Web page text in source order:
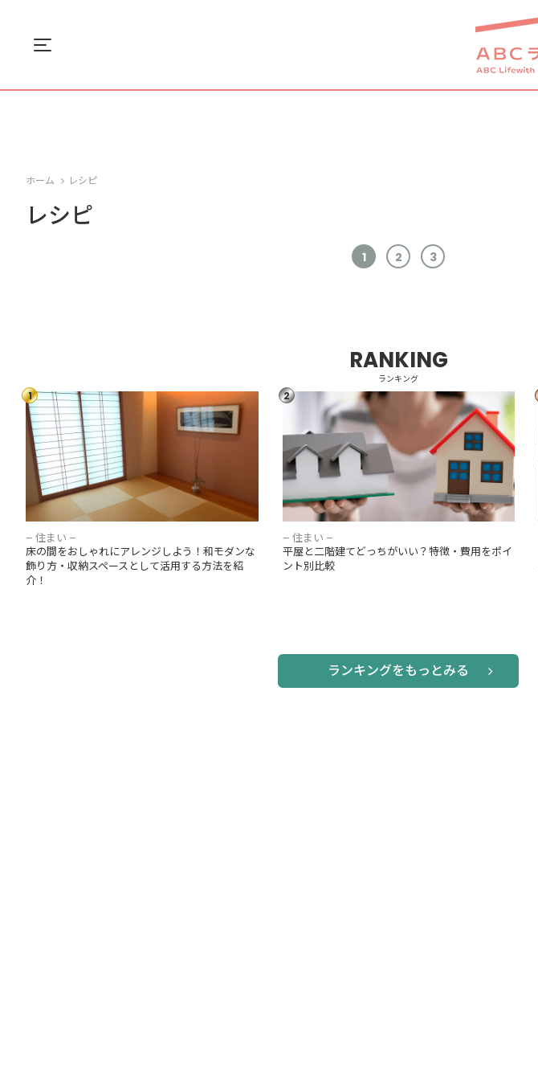
Menu
ホーム レシピ
レシピ
1 2 3
RANKING
ランキング
1
床の間をおしゃれにアレンジしよう！和モダ
ンな飾り方・収納スペースとして活用する方
法を紹介！
– 住まい –
床の間をおしゃれにアレンジしよう！和モダンな
飾り方・収納スペースとして活用する方法を紹
介！
2
平屋と二階建てどっちがいい？特徴・費用を
ポイント別比較
– 住まい –
平屋と二階建てどっちがいい？特徴・費用をポイ
ント別比較
ランキングをもっとみる